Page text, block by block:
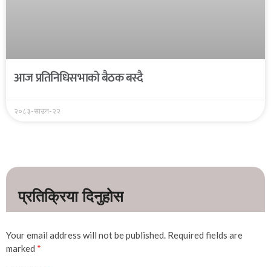
आज प्रतिनिधिसभाको बैठक बस्दै
२०८३-साउन-२२
Your email address will not be published. Required fields are
marked *